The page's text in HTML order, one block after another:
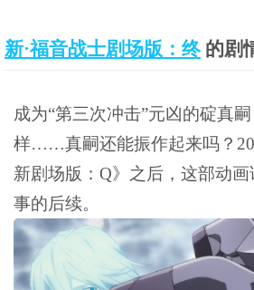
新·福音战士剧场版：终的剧
成为“第三次冲击”元凶的碇真
样……真嗣还能振作起来吗？
新剧场版：Q》之后，这部动
事的后续。